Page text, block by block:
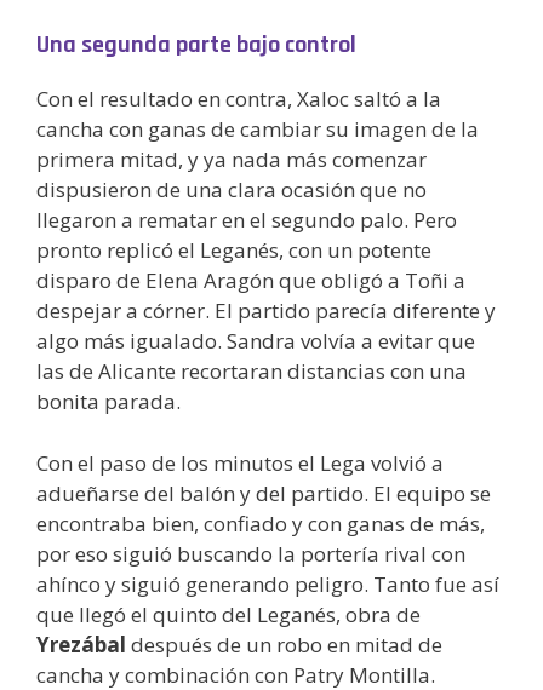
Una segunda parte bajo control
Con el resultado en contra, Xaloc saltó a la
cancha con ganas de cambiar su imagen de la
primera mitad, y ya nada más comenzar
dispusieron de una clara ocasión que no
llegaron a rematar en el segundo palo. Pero
pronto replicó el Leganés, con un potente
disparo de Elena Aragón que obligó a Toñi a
despejar a córner. El partido parecía diferente y
algo más igualado. Sandra volvía a evitar que
las de Alicante recortaran distancias con una
bonita parada.
Con el paso de los minutos el Lega volvió a
adueñarse del balón y del partido. El equipo se
encontraba bien, confiado y con ganas de más,
por eso siguió buscando la portería rival con
ahínco y siguió generando peligro. Tanto fue así
que llegó el quinto del Leganés, obra de
Yrezábal después de un robo en mitad de
cancha y combinación con Patry Montilla.